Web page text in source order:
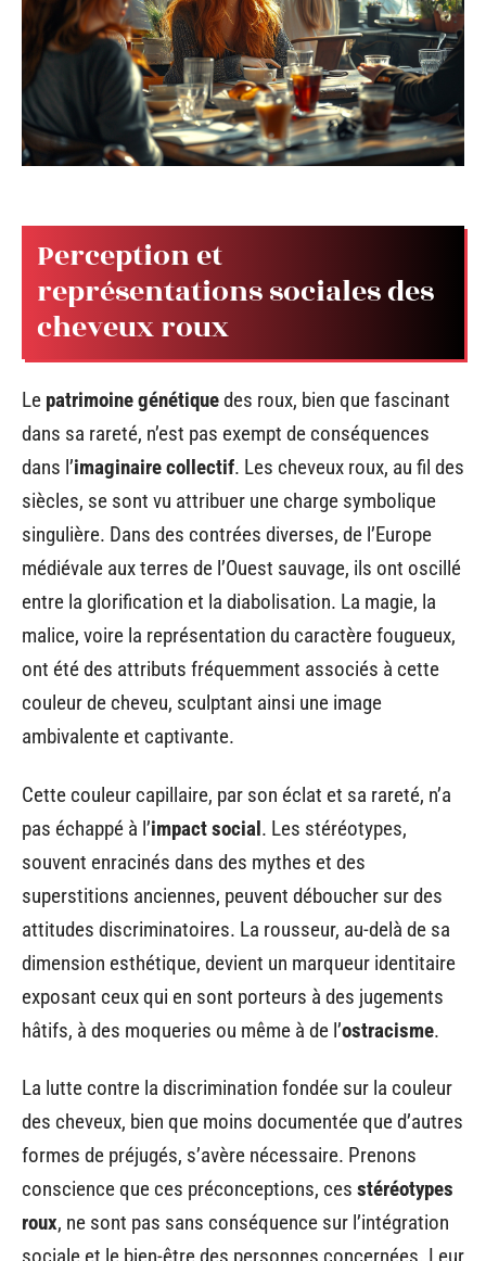
Perception et
représentations sociales des
cheveux roux
Le patrimoine génétiquedes roux, bien que fascinant
dans sa rareté, n’est pas exempt de conséquences
dans l’imaginaire collectif. Les cheveux roux, au fil des
siècles, se sont vu attribuer une charge symbolique
singulière. Dans des contrées diverses, de l’Europe
médiévale aux terres de l’Ouest sauvage, ils ont oscillé
entre la glorification et la diabolisation. La magie, la
malice, voire la représentation du caractère fougueux,
ont été des attributs fréquemment associés à cette
couleur de cheveu, sculptant ainsi une image
ambivalente et captivante.
Cette couleur capillaire, par son éclat et sa rareté, n’a
pas échappé à l’impact social. Les stéréotypes,
souvent enracinés dans des mythes et des
superstitions anciennes, peuvent déboucher sur des
attitudes discriminatoires. La rousseur, au-delà de sa
dimension esthétique, devient un marqueur identitaire
exposant ceux qui en sont porteurs à des jugements
hâtifs, à des moqueries ou même à de l’ostracisme.
La lutte contre la discrimination fondée sur la couleur
des cheveux, bien que moins documentée que d’autres
formes de préjugés, s’avère nécessaire. Prenons
conscience que ces préconceptions, ces stéréotypes
roux, ne sont pas sans conséquence sur l’intégration